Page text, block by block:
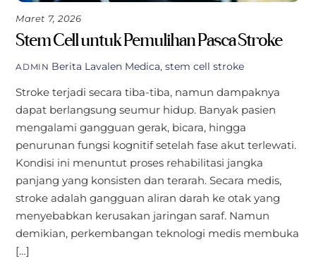
Maret 7, 2026
Stem Cell untuk Pemulihan Pasca Stroke
ADMIN Berita Lavalen Medica,stem cell stroke
Stroke terjadi secara tiba-tiba, namun dampaknya
dapat berlangsung seumur hidup. Banyak pasien
mengalami gangguan gerak, bicara, hingga
penurunan fungsi kognitif setelah fase akut terlewati.
Kondisi ini menuntut proses rehabilitasi jangka
panjang yang konsisten dan terarah. Secara medis,
stroke adalah gangguan aliran darah ke otak yang
menyebabkan kerusakan jaringan saraf. Namun
demikian, perkembangan teknologi medis membuka
[…]